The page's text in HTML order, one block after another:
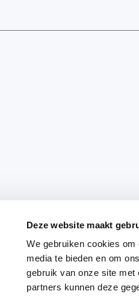
Deze website maakt
We gebruiken cookies
media te bieden en om
gebruik van onze site
partners kunnen deze